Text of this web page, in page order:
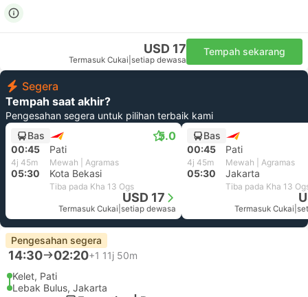
USD 17
Termasuk Cukai setiap dewasa
Tempah sekarang
Segera
Tempah saat akhir?
Pengesahan segera untuk pilihan terbaik kami
Bas
5.0
00:45 Pati
4j 45m Mewah | Agramas
05:30 Kota Bekasi
Tiba pada Kha 13 Ogs
USD 17
Termasuk Cukai setiap dewasa
Bas
00:45
Pati
4j 45m Mewah | Agramas
05:30 Jakarta
Tiba pada Kha 13
Termasuk Cukai
Pengesahan segera
14:30 02:20+1 11j 50m
Kelet, Pati
Lebak Bulus, Jakarta